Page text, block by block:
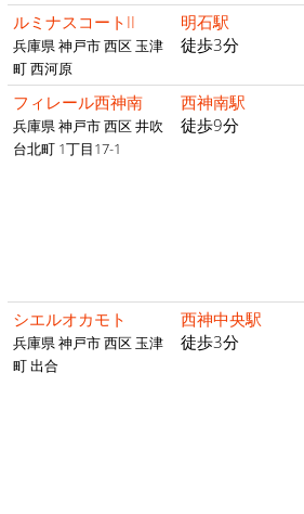
ルミナスコートII
兵庫県 神戸市 西区 玉津
町 西河原
明石駅
徒歩3分
フィレール西神南
兵庫県 神戸市 西区 井吹
台北町 1丁目17-1
西神南駅
徒歩9分
シエルオカモト
兵庫県 神戸市 西区 玉津
町 出合
西神中央駅
徒歩3分